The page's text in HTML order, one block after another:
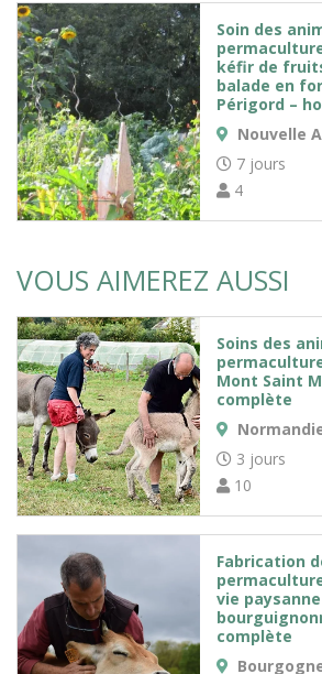
Soin des
kéfir de
balade en
Périgord –
Nouvelle
7 jours
4
VOUS AIMEREZ AUSSI
Soins des
Mont Saint
complète
3 jours
10
Fabrication
vie
complète